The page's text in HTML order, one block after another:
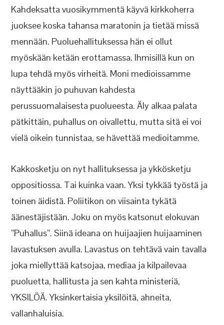
Kahdeksatta vuosikymmentä käyvä kirkkoherra
juoksee koska tahansa maratonin ja tietää missä
mennään. Puoluehallituksessa hän ei ollut
myöskään ketään erottamassa. Ihmisillä kun on
lupa tehdä myös virheitä. Moni medioissamme
näyttääkin jo puhuvan kahdesta
perussuomalaisesta puolueesta. Äly alkaa palata
pätkittäin, puhallus on oivallettu, mutta sitä ei voi
vielä oikein tunnistaa, se hävettää medioitamme.
Kakkosketju on nyt hallituksessa ja ykkösketju
oppositiossa. Tai kuinka vaan. Yksi tykkää työstä ja
toinen äidistä. Poliitikon on viisainta tykätä
äänestäjistään. Joku on myös katsonut elokuvan
”Puhallus”. Siinä ideana on huijaajien huijaaminen
lavastuksen avulla. Lavastus on tehtävä vain tavalla
joka miellyttää katsojaa, mediaa ja kilpailevaa
puoluetta, hallitusta ja sen kahta ministeriä,
YKSILÖÄ. Yksinkertaisia yksilöitä, ahneita,
vallanhaluisia.